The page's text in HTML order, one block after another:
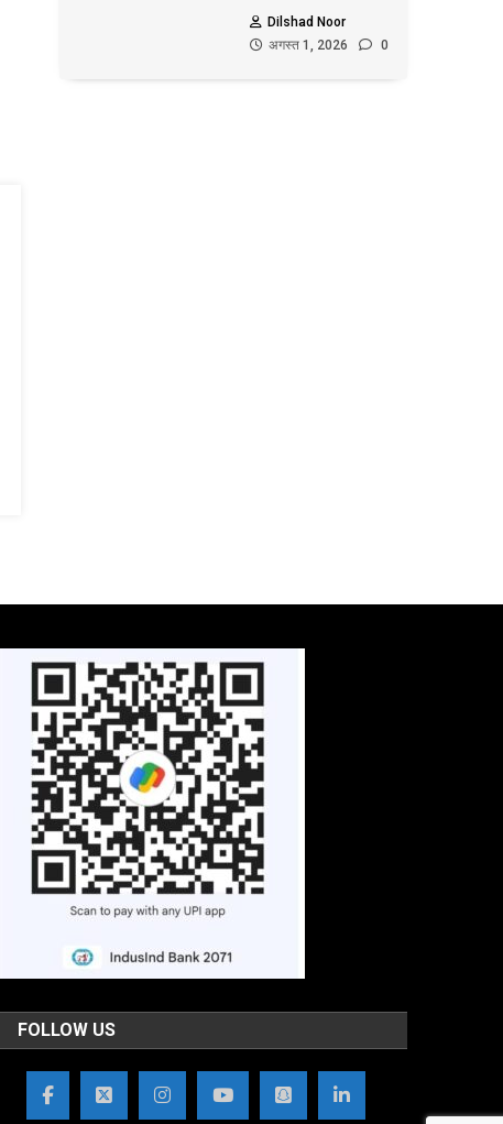
Dilshad Noor
अगस्त 1, 2026
0
FOLLOW US